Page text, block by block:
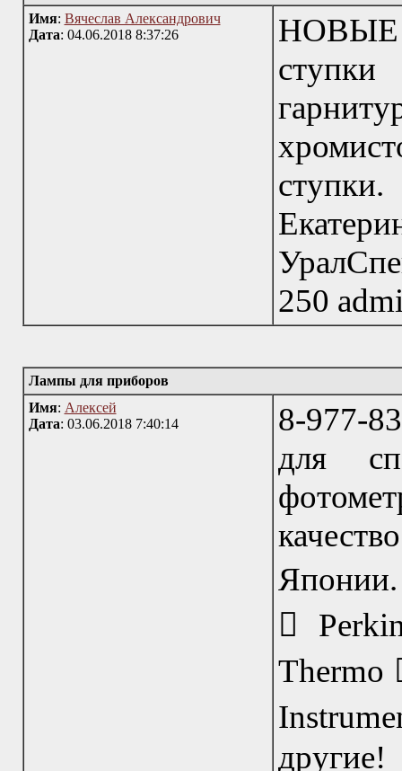
Имя: Вячеслав Александрович
Дата: 04.06.2018 8:37:26
НОВЫЕ
250
Лампы для приборов
Имя: Алексей
Дата: 03.06.2018 7:40:14
8-977-
для

Thermo